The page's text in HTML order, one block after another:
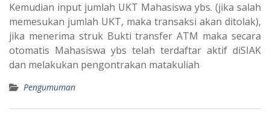
Kemudian input jumlah UKT Mahasiswa ybs. (jika salah
memesukan jumlah UKT, maka transaksi akan ditolak),
jika menerima struk Bukti transfer ATM maka secara
otomatis Mahasiswa ybs telah terdaftar aktif diSIAK
dan melakukan pengontrakan matakuliah
Pengumuman